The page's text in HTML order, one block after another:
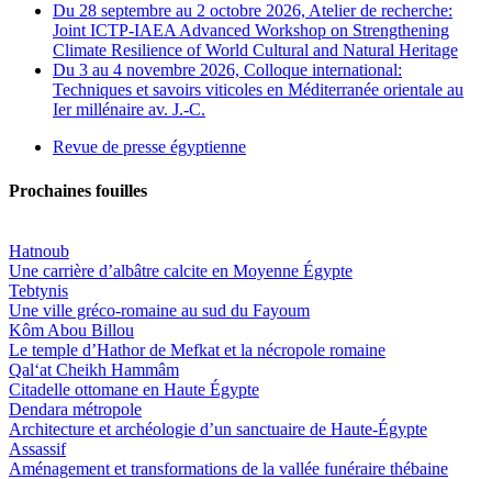
Du 28 septembre au 2 octobre 2026, Atelier de recherche:
Joint ICTP-IAEA Advanced Workshop on Strengthening
Climate Resilience of World Cultural and Natural Heritage
Du 3 au 4 novembre 2026, Colloque international:
Techniques et savoirs viticoles en Méditerranée orientale au
Ier millénaire av. J.-C.
Revue de presse égyptienne
Prochaines fouilles
Hatnoub
Une carrière d’albâtre calcite en Moyenne Égypte
Tebtynis
Une ville gréco-romaine au sud du Fayoum
Kôm Abou Billou
Le temple d’Hathor de Mefkat et la nécropole romaine
Qal‘at Cheikh Hammâm
Citadelle ottomane en Haute Égypte
Dendara métropole
Architecture et archéologie d’un sanctuaire de Haute-Égypte
Assassif
Aménagement et transformations de la vallée funéraire thébaine